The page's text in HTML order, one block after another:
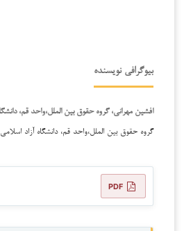
بیوگرافی نویسنده
افشین مهرانی، گروه حقوق بین الملل،واحد قم،
گروه حقوق بین الملل،واحد قم، دانشگاه آزاد
PDF